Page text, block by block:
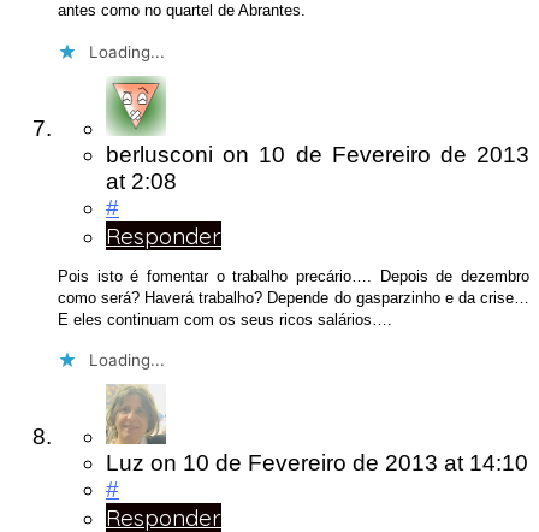
antes como no quartel de Abrantes.
Loading...
berlusconi on 10 de Fevereiro de 2013
at 2:08
#
Responder
Pois isto é fomentar o trabalho precário…. Depois de dezembro
como será? Haverá trabalho? Depende do gasparzinho e da crise…
E eles continuam com os seus ricos salários….
Loading...
Luz on 10 de Fevereiro de 2013 at 14:10
#
Responder